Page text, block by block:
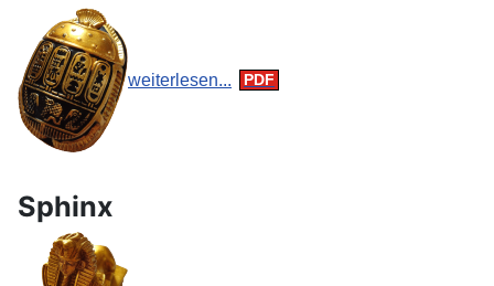
weiterlesen...
Sphinx